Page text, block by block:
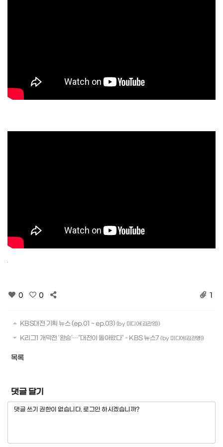
0 0 1
KBS대전 기획 뉴스 (ep.01 ~ ep.03) (by 미디어(김관영))
K리그1 개막전 '완승'…"대전이 돌아왔다" - KBS 뉴스7(by 미디어(김관영))
목록
댓글 달기